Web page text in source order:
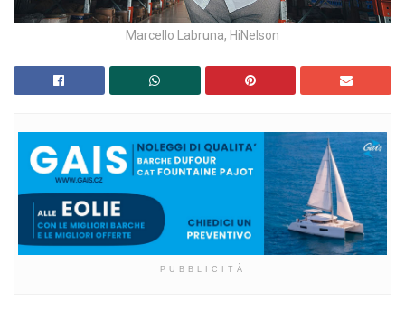
Marcello Labruna, HiNelson
PUBBLICITÀ